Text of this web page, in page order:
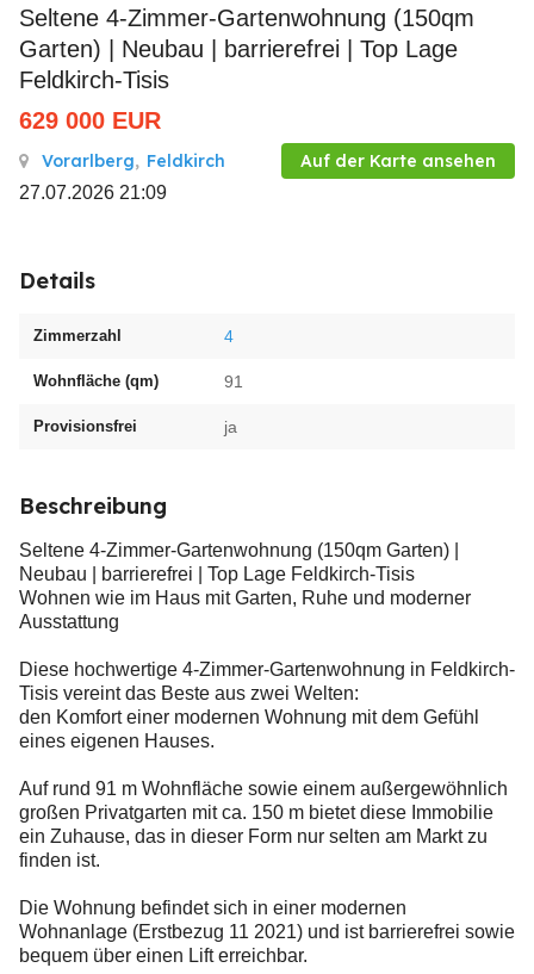
Seltene 4-Zimmer-Gartenwohnung (150qm
Garten) | Neubau | barrierefrei | Top Lage
Feldkirch-Tisis
629 000 EUR
Vorarlberg, Feldkirch Auf der Karte ansehen
27.07.2026 21:09
Details
Zimmerzahl 4
Wohnfläche (qm) 91
Provisionsfrei ja
Beschreibung
Seltene 4-Zimmer-Gartenwohnung (150qm Garten) |
Neubau | barrierefrei | Top Lage Feldkirch-Tisis
Wohnen wie im Haus mit Garten, Ruhe und moderner
Ausstattung
Diese hochwertige 4-Zimmer-Gartenwohnung in Feldkirch-
Tisis vereint das Beste aus zwei Welten:
den Komfort einer modernen Wohnung mit dem Gefühl
eines eigenen Hauses.
Auf rund 91 m Wohnfläche sowie einem außergewöhnlich
großen Privatgarten mit ca. 150 m bietet diese Immobilie
ein Zuhause, das in dieser Form nur selten am Markt zu
finden ist.
Die Wohnung befindet sich in einer modernen
Wohnanlage (Erstbezug 11 2021) und ist barrierefrei sowie
bequem über einen Lift erreichbar.